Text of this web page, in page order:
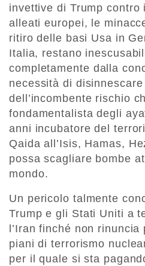
invettive di Trump contro
alleati europei, le
ritiro delle basi Usa in
Italia, restano
completamente dalla
necessità di
dell’incombente rischio
fondamentalista degli
anni incubatore del
Qaida all’Isis, Hamas,
possa scagliare bombe
mondo.
Un pericolo talmente
Trump e gli Stati Uniti a
l’Iran finché non
piani di terrorismo
per il quale si sta